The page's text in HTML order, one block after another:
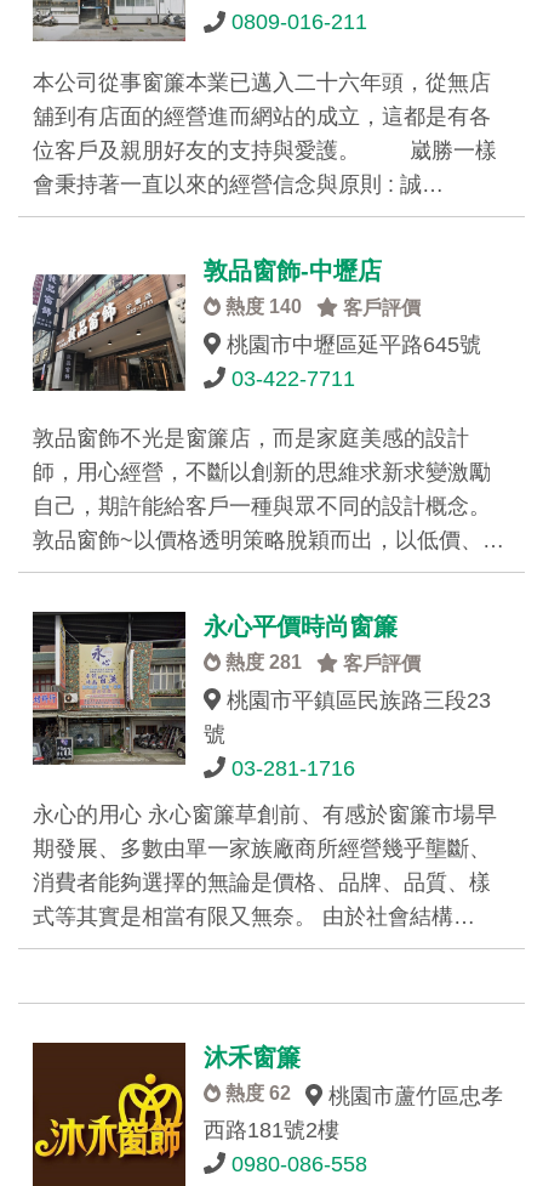
0809-016-211
本公司從事窗簾本業已邁入二十六年頭，從無店
舖到有店面的經營進而網站的成立，這都是有各
位客戶及親朋好友的支持與愛護。 崴勝一樣
會秉持著一直以來的經營信念與原則 : 誠…
敦品窗飾-中壢店
熱度 140 客戶評價
桃園市中壢區延平路645號
03-422-7711
敦品窗飾不光是窗簾店，而是家庭美感的設計
師，用心經營，不斷以創新的思維求新求變激勵
自己，期許能給客戶一種與眾不同的設計概念。
敦品窗飾~以價格透明策略脫穎而出，以低價、…
永心平價時尚窗簾
熱度 281 客戶評價
桃園市平鎮區民族路三段23
號
03-281-1716
永心的用心 永心窗簾草創前、有感於窗簾市場早
期發展、多數由單一家族廠商所經營幾乎壟斷、
消費者能夠選擇的無論是價格、品牌、品質、樣
式等其實是相當有限又無奈。 由於社會結構…
沐禾窗簾
熱度 62
桃園市蘆竹區忠孝
西路181號2樓
0980-086-558